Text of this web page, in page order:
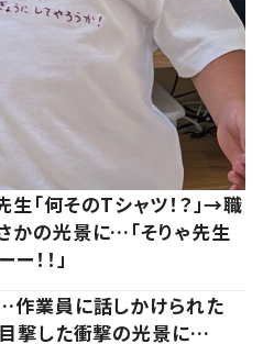
「何そのTシャツ！？」→職
かの光景に…「そりゃ先生
！！」
作業員に話しかけられた
目撃した衝撃の光景に…